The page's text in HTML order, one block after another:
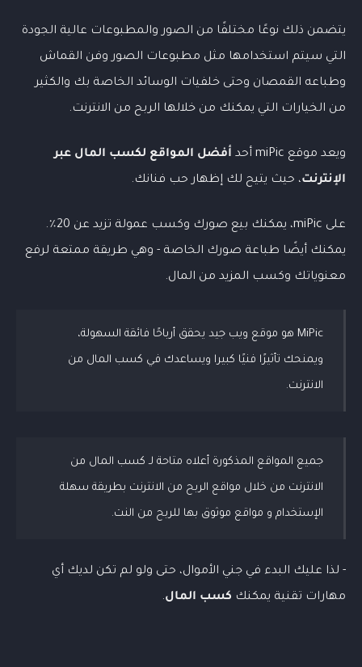
يتضمن ذلك نوعًا مختلفًا من الصور والمطبوعات عالية الجودة
التي سيتم استخدامها مثل مطبوعات الصور وفن القماش
وطباعه القمصان وحتى خلفيات الوسائد الخاصة بك والكثير
من الخيارات التي يمكنك من خلالها الربح من الانترنت.
ويعد موقع miPic أحد
أفضل المواقع لكسب المال عبر
الإنترنت، حيث يتيح لك إظهار حب فنانك.
على miPic، يمكنك بيع صورك وكسب عمولة تزيد عن 20٪.
يمكنك أيضًا طباعة صورك الخاصة - وهي طريقة ممتعة لرفع
معنوياتك وكسب المزيد من المال.
MiPic هو موقع ويب جيد يحقق أرباحًا فائقة السهولة،
ويمنحك تأثيرًا فنيًا كبيرا ويساعدك في كسب المال من
الانترنت.
جميع المواقع المذكورة أعلاه متاحة لـ كسب المال من
الانترنت من خلال مواقع الربح من الانترنت بطريقة سهلة
الإستخدام و مواقع موثوق بها للربح من النت.
- لذا عليك البدء في جني الأموال، حتى ولو لم تكن لديك أي
مهارات تقنية يمكنك كسب المال.